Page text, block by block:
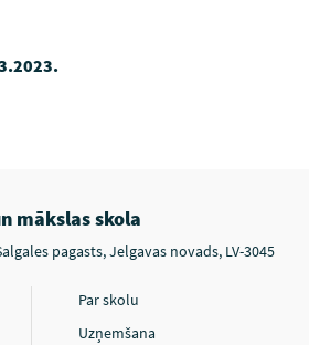
mākslas skola
pagasts, Jelgavas novads, LV-3045
Par skolu
Uzņemšana